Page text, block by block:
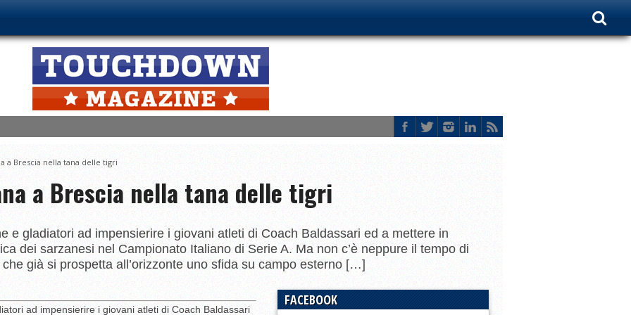
altro stop
gli Indiana Hoosiers
a Milano, bene Guelfi e Aquile
Weekend
a Brescia nella tana delle tigri
a Brescia nella tana delle tigri
e gladiatori ad impensierire i giovani atleti di Coach Baldassari ed a mettere in
dei sarzanesi nel Campionato Italiano di Serie A. Ma non c’è neppure il tempo di
già si prospetta all’orizzonte uno sfida su campo esterno […]
ad impensierire i giovani atleti di Coach Baldassari
FACEBOOK